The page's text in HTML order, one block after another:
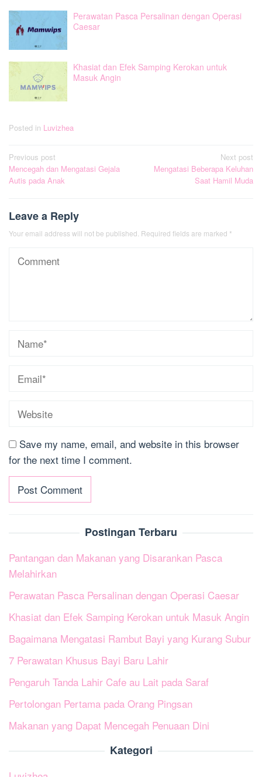
Perawatan Pasca Persalinan dengan Operasi
Caesar
Khasiat dan Efek Samping Kerokan untuk
Masuk Angin
Posted in Luvizhea
Post
navigation
Previous post
Mencegah dan Mengatasi Gejala
Autis pada Anak
Next post
Mengatasi Beberapa Keluhan
Saat Hamil Muda
Leave a Reply
Your email address will not be published. Required fields are marked *
Save my name, email, and website in this browser
for the next time I comment.
Postingan Terbaru
Pantangan dan Makanan yang Disarankan Pasca
Melahirkan
Perawatan Pasca Persalinan dengan Operasi Caesar
Khasiat dan Efek Samping Kerokan untuk Masuk Angin
Bagaimana Mengatasi Rambut Bayi yang Kurang Subur
7 Perawatan Khusus Bayi Baru Lahir
Pengaruh Tanda Lahir Cafe au Lait pada Saraf
Pertolongan Pertama pada Orang Pingsan
Makanan yang Dapat Mencegah Penuaan Dini
Kategori